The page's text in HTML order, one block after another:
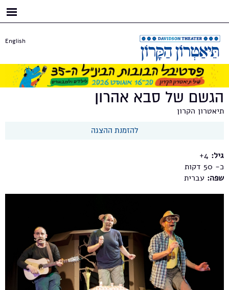
English
הגשם של סבא אהרון
תיאטרון הקרון
להזמנת ההצגה
גיל: 4+
כ- 50
שפה: עברית